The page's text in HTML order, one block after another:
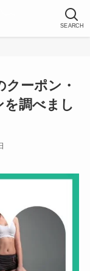
SEARCH
ーポン・
調べまし